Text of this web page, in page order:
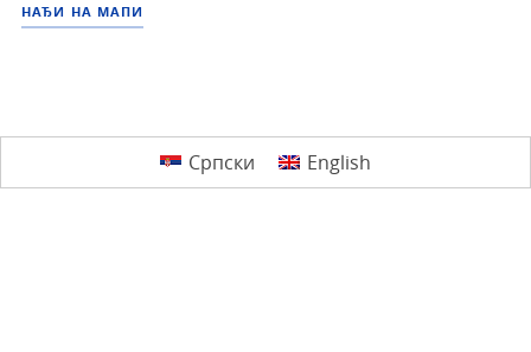
НАЂИ НА МАПИ
Српски English